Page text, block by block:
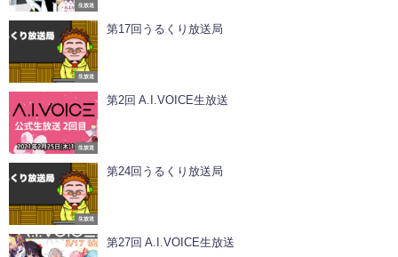
生放送
生放送
第17回うるくり放送局
生放送
第2回 A.I.VOICE生放送
生放送
第24回うるくり放送局
第27回 A.I.VOICE生放送